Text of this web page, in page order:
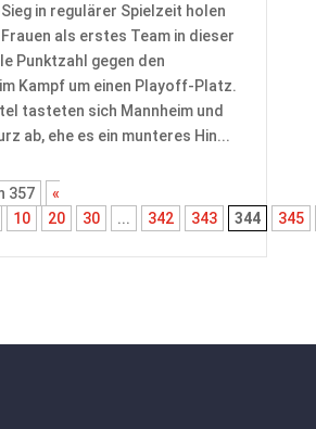
in regulärer Spielzeit holen
als erstes Team in dieser
Punktzahl gegen den
Kampf um einen Playoff-Platz.
tasteten sich Mannheim und
ab, ehe es ein munteres Hin...
357
«
10 20 30 ... 342 343 344
345